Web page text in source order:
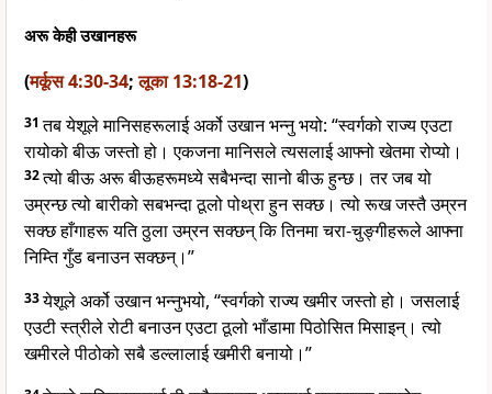
अरू केही उखानहरू
(मर्कूस 4:30-34;लूका 13:18-21)
31तब येशूले मानिसहरूलाई अर्को उखान भन्नु भयो: “स्वर्गको राज्य एउटा
रायोको बीऊ जस्तो हो। एकजना मानिसले त्यसलाई आफ्नो खेतमा रोप्यो।
32त्यो बीऊ अरू बीऊहरूमध्ये सबैभन्दा सानो बीऊ हुन्छ। तर जब यो
उम्रन्छ त्यो बारीको सबभन्दा ठूलो पोथ्रा हुन सक्छ। त्यो रूख जस्तै उम्रन
सक्छ हाँगाहरू यति ठुला उम्रन सक्छन् कि तिनमा चरा-चुङ्गीहरूले आफ्ना
निम्ति गुँड बनाउन सक्छन्।”
33येशूले अर्को उखान भन्नुभयो, “स्वर्गको राज्य खमीर जस्तो हो। जसलाई
एउटी स्त्रीले रोटी बनाउन एउटा ठूलो भाँडामा पिठोसित मिसाइन्। त्यो
खमीरले पीठोको सबै डल्लालाई खमीरी बनायो।”